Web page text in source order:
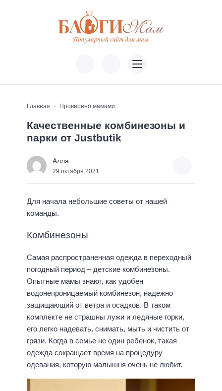
Главная Проверено мамами
Качественные комбинезоны и
парки от Justbutik
Алла
29 октября 2021
Для начала небольшие советы от нашей
команды.
Комбинезоны
Самая распространенная одежда в переходный
погодный период – детские комбинезоны.
Опытные мамы знают, как удобен
водонепроницаемый комбинезон, надежно
защищающий от ветра и осадков. В таком
комплекте не страшны лужи и ледяные горки,
его легко надевать, снимать, мыть и чистить от
грязи. Когда в семье не один ребенок, такая
одежда сокращает время на процедуру
одевания, которую малышня очень не любит.